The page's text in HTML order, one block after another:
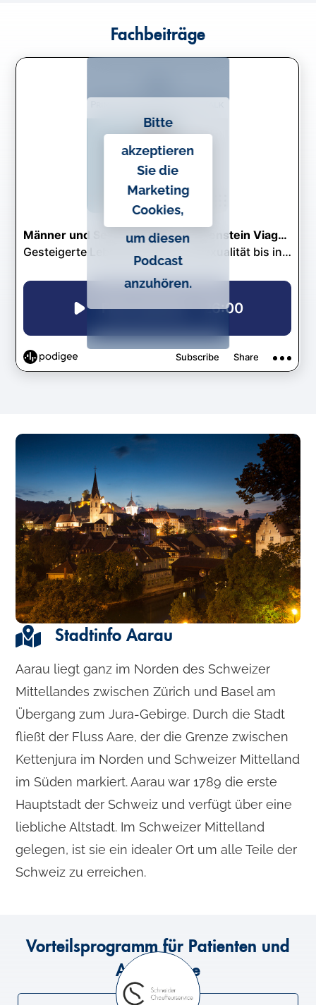
Fachbeiträge
Bitte
akzeptieren
Sie die
Marketing
Cookies,
um diesen
Podcast
anzuhören.
Stadtinfo Aarau
Aarau liegt ganz im Norden des Schweizer
Mittellandes zwischen Zürich und Basel am
Übergang zum Jura-Gebirge. Durch die Stadt
fließt der Fluss Aare, der die Grenze zwischen
Kettenjura im Norden und Schweizer Mittelland
im Süden markiert. Aarau war 1789 die erste
Hauptstadt der Schweiz und verfügt über eine
liebliche Altstadt. Im Schweizer Mittelland
gelegen, ist sie ein idealer Ort um alle Teile der
Schweiz zu erreichen.
Vorteilsprogramm für Patienten und
Angehörige